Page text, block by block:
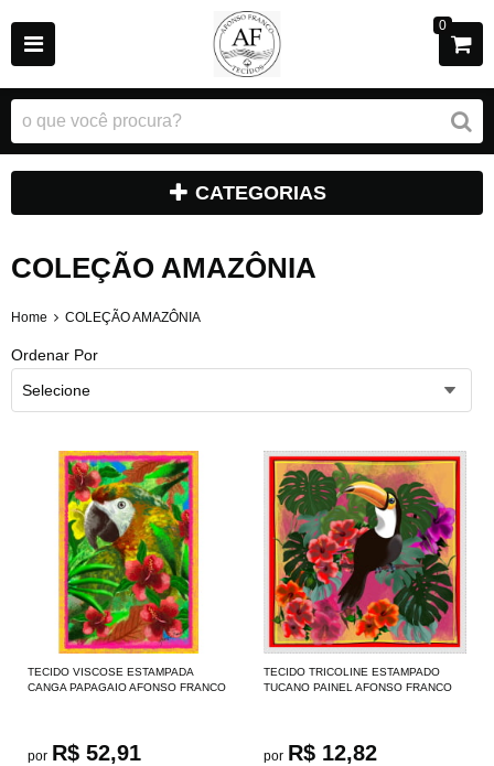
0
CATEGORIAS
COLEÇÃO AMAZÔNIA
Home COLEÇÃO AMAZÔNIA
Ordenar Por
Selecione
TECIDO VISCOSE ESTAMPADA
CANGA PAPAGAIO AFONSO FRANCO
por R$ 52,91
TECIDO TRICOLINE ESTAMPADO
TUCANO PAINEL AFONSO FRANCO
por R$ 12,82